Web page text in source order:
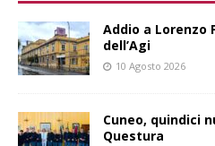
Addio a Lorenzo
dell’Agi
10 Agosto 2026
Cuneo, quindici
Questura